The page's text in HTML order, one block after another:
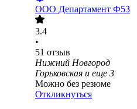
ООО Департамент Ф53
3.4
•
51 отзыв
Нижний Новгород
Горьковская и еще 3
Можно без резюме
Откликнуться